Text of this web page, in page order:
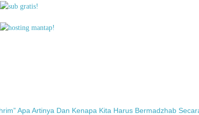
Apa Artinya Dan Kenapa Kita Harus Bermadzhab